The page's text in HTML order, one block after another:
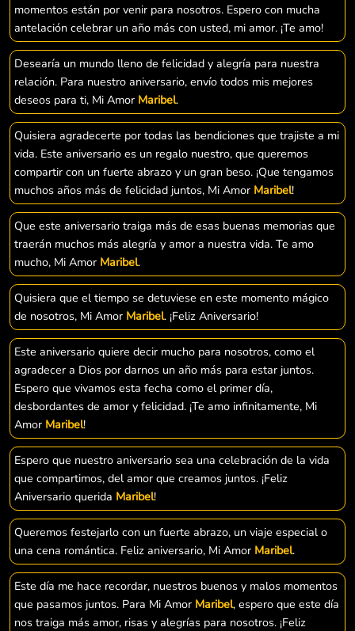
momentos están por venir para nosotros. Espero con mucha
antelación celebrar un año más con usted, mi amor. ¡Te amo!
Desearía un mundo lleno de felicidad y alegría para nuestra
relación. Para nuestro aniversario, envío todos mis mejores
deseos para ti, Mi Amor Maribel.
Quisiera agradecerte por todas las bendiciones que trajiste a mi
vida. Este aniversario es un regalo nuestro, que queremos
compartir con un fuerte abrazo y un gran beso. ¡Que tengamos
muchos años más de felicidad juntos, Mi Amor Maribel!
Que este aniversario traiga más de esas buenas memorias que
traerán muchos más alegría y amor a nuestra vida. Te amo
mucho, Mi Amor Maribel.
Quisiera que el tiempo se detuviese en este momento mágico
de nosotros, Mi Amor Maribel. ¡Feliz Aniversario!
Este aniversario quiere decir mucho para nosotros, como el
agradecer a Dios por darnos un año más para estar juntos.
Espero que vivamos esta fecha como el primer día,
desbordantes de amor y felicidad. ¡Te amo infinitamente, Mi
Amor Maribel!
Espero que nuestro aniversario sea una celebración de la vida
que compartimos, del amor que creamos juntos. ¡Feliz
Aniversario querida Maribel!
Queremos festejarlo con un fuerte abrazo, un viaje especial o
una cena romántica. Feliz aniversario, Mi Amor Maribel.
Este día me hace recordar, nuestros buenos y malos momentos
que pasamos juntos. Para Mi Amor Maribel, espero que este día
nos traiga más amor, risas y alegrías para nosotros. ¡Feliz